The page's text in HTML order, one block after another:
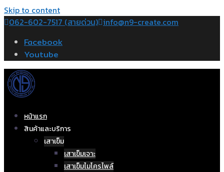
Skip to content
062-602-7517 (สายด่วน) info@n9-create.com
Facebook
Youtube
หน้าแรก
สินค้าและบริการ
เสาเข็ม
เสาเข็มเจาะ
เสาเข็มไมโครไพล์